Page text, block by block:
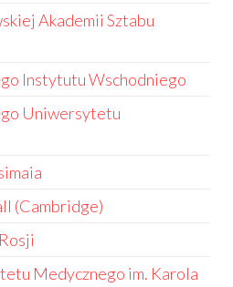
Akademii Sztabu
Instytutu Wschodniego
Uniwersytetu
(Cambridge)
Medycznego im. Karola